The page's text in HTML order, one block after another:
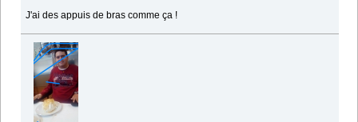
J'ai des appuis de bras comme ça !